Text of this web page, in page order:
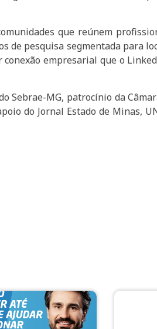
que reúnem
de pesquisa segmentada para
empresarial que o
Sebrae-MG, patrocínio da
do Jornal Estado de Minas,